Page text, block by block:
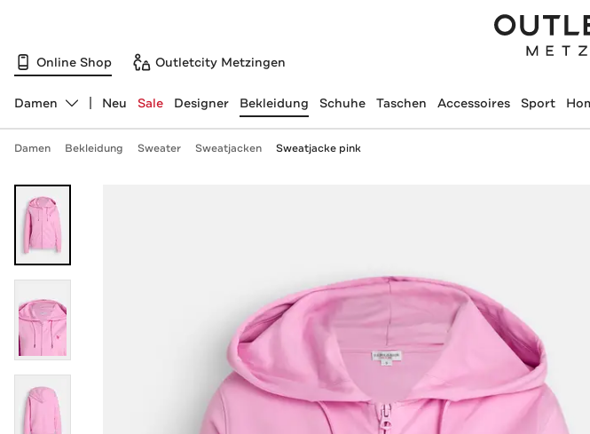
Online Shop Outletcity Metzingen
Abteilung ändern, ausgewählt:
Damen Neu Sale Designer Bekleidung Schuhe Taschen Accessoires Sport
Damen Bekleidung Sweater Sweatjacken Sweatjacke pink